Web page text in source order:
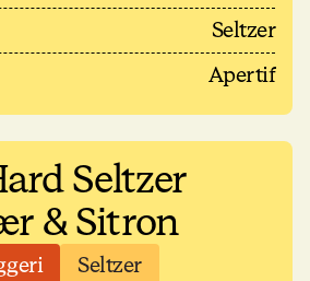
Seltzer
Apertif
Seltzer
& Sitron
Seltzer